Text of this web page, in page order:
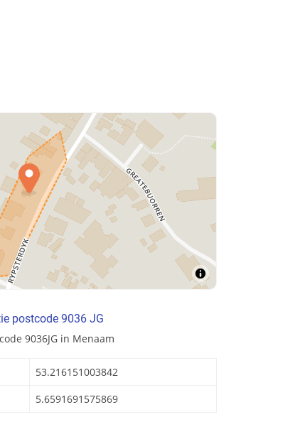
postcode 9036 JG
9036JG in Menaam
53.216151003842
5.6591691575869